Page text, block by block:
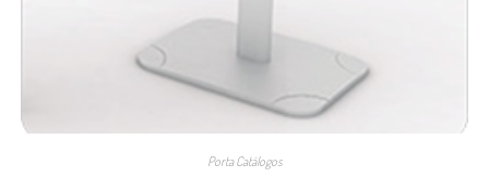
Porta Catálogos